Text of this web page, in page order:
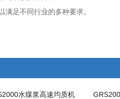
足不同行业的多种要求。
水煤浆高速均质机